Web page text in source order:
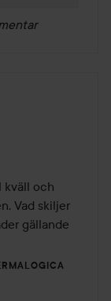
kväll och
Vad skiljer
gällande